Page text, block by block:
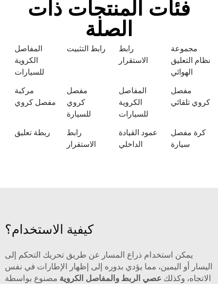
فئات المنتجات ذات
الصلة
مجموعة
نظام التعليق
الهوائي
رابط
الاستقرار
رابط التثبيت
المفاصل
الكروية
للسيارات
مفصل
كروي تلقائي
المفاصل
الكروية
للسيارات
مفصل
كروي
للسيارة
مركبة
مفصل كروي
كرة مفصل
سيارة
عمود القيادة
الداخلي
رابط
الاستقرار
ربطة تعليق
كيفية الاستخدام؟
يمكن استخدام ذراع المسار عن طريق تحريك التحكم إلى
اليسار أو اليمين، مما يؤدي بدوره إلى إظهار الإطارات في نفس
الاتجاه، وكذلك عصي الربط والمفاصل الكروية مصنوع بواسطة